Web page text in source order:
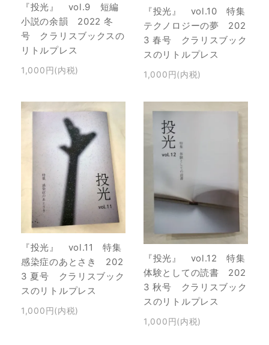
『投光』 vol.9 短編
小説の余韻 2022 冬
号 クラリスブックスの
リトルプレス
1,000円(内税)
『投光』 vol.10 特集
テクノロジーの夢 202
3 春号 クラリスブック
スのリトルプレス
1,000円(内税)
『投光』 vol.11 特集
感染症のあとさき 202
3 夏号 クラリスブック
スのリトルプレス
1,000円(内税)
『投光』 vol.12 特集
体験としての読書 202
3 秋号 クラリスブック
スのリトルプレス
1,000円(内税)